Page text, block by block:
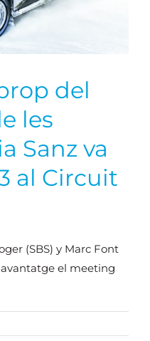
del
les
Sanz va
al Circuit
(SBS) y Marc Font
el meeting